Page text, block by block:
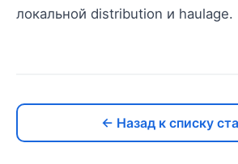
локальной distribution и haulage.
← Назад к списку